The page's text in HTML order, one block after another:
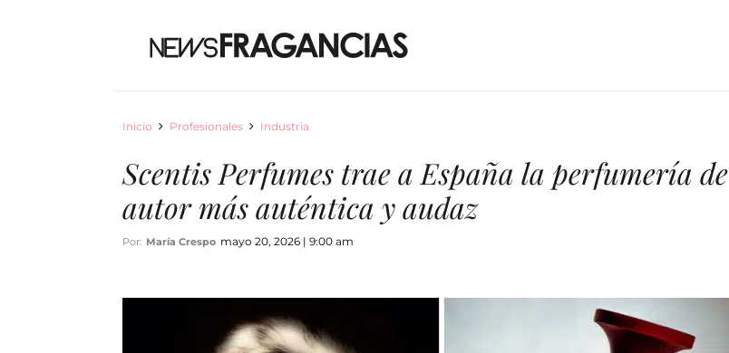
Inicio Profesionales Industria
Scentis Perfumes trae a España la perfumería de
autor más auténtica y audaz
Por: María Crespo mayo 20, 2026 | 9:00 am